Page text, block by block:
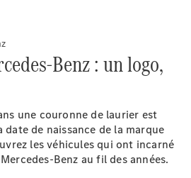
Benz : un logo,
une couronne de laurier est
date de naissance de la marque
les véhicules qui ont incarné
Benz au fil des années.